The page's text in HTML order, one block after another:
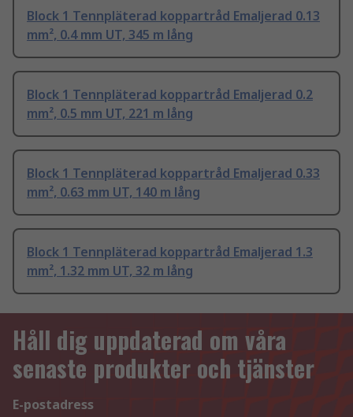
Block 1 Tennpläterad koppartråd Emaljerad 0.13
mm², 0.4 mm UT, 345 m lång
Block 1 Tennpläterad koppartråd Emaljerad 0.2
mm², 0.5 mm UT, 221 m lång
Block 1 Tennpläterad koppartråd Emaljerad 0.33
mm², 0.63 mm UT, 140 m lång
Block 1 Tennpläterad koppartråd Emaljerad 1.3
mm², 1.32 mm UT, 32 m lång
Håll dig uppdaterad om våra
senaste produkter och tjänster
E-postadress